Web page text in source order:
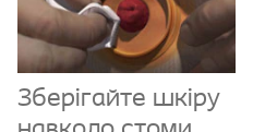
Зберігайте шкіру